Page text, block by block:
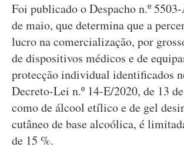
Foi publicado o Despacho n.º
de maio, que determina que a
lucro na comercialização, por
de dispositivos médicos e de
protecção individual identificados
Decreto-Lei n.º 14-E/2020, de 13
como de álcool etílico e de gel
cutâneo de base alcoólica, é
de 15 %.